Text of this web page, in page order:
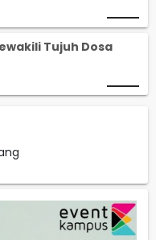
Tujuh Dosa